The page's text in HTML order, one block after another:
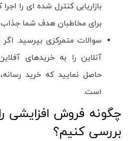
بازاریابی کنترل شده ای را
برای مخاطبان هدف شما
سوالات متمرکزی بپرسید.
آنلاین را به خریدهای
حاصل نمایید که خرید
است.
چگونه فروش افزایشی
بررسی کنیم؟